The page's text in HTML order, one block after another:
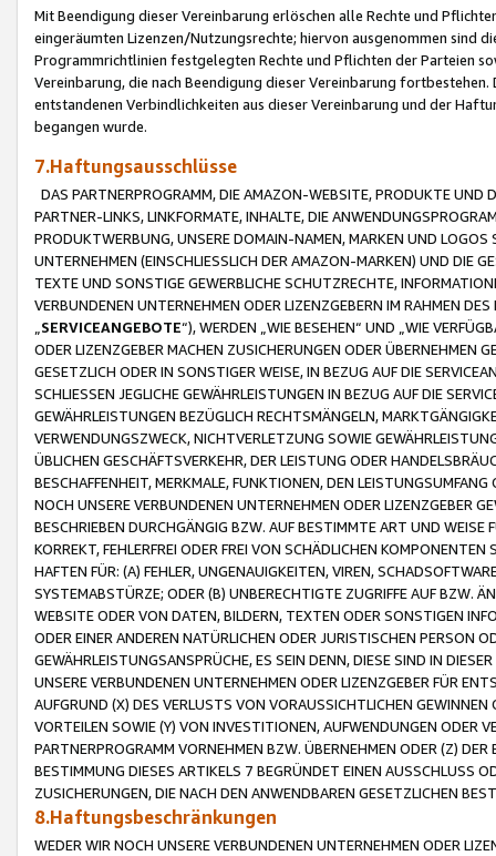
Mit Beendigung dieser Vereinbarung erlöschen alle Rechte und
eingeräumten Lizenzen/Nutzungsrechte; hiervon ausgenommen sind
Programmrichtlinien festgelegten Rechte und Pflichten der Parteien
Vereinbarung, die nach Beendigung dieser Vereinbarung
entstandenen Verbindlichkeiten aus dieser Vereinbarung und der
begangen wurde.
7.Haftungsausschlüsse
DAS PARTNERPROGRAMM, DIE AMAZON-WEBSITE, PRODUKTE UND
PARTNER-LINKS, LINKFORMATE, INHALTE, DIE
PRODUKTWERBUNG, UNSERE DOMAIN-NAMEN, MARKEN UND
UNTERNEHMEN (EINSCHLIESSLICH DER AMAZON-MARKEN) UND DIE
TEXTE UND SONSTIGE GEWERBLICHE SCHUTZRECHTE,
VERBUNDENEN UNTERNEHMEN ODER LIZENZGEBERN IM RAHMEN
SERVICEANGEBOTE“), WERDEN „WIE BESEHEN“ UND „WIE
ODER LIZENZGEBER MACHEN ZUSICHERUNGEN ODER ÜBERNEHMEN
GESETZLICH ODER IN SONSTIGER WEISE, IN BEZUG AUF DIE
SCHLIESSEN JEGLICHE GEWÄHRLEISTUNGEN IN BEZUG AUF DIE
GEWÄHRLEISTUNGEN BEZÜGLICH RECHTSMÄNGELN,
VERWENDUNGSZWECK, NICHTVERLETZUNG SOWIE
ÜBLICHEN GESCHÄFTSVERKEHR, DER LEISTUNG ODER
BESCHAFFENHEIT, MERKMALE, FUNKTIONEN, DEN
NOCH UNSERE VERBUNDENEN UNTERNEHMEN ODER LIZENZGEBER
BESCHRIEBEN DURCHGÄNGIG BZW. AUF BESTIMMTE ART UND
KORREKT, FEHLERFREI ODER FREI VON SCHÄDLICHEN
HAFTEN FÜR: (A) FEHLER, UNGENAUIGKEITEN, VIREN,
SYSTEMABSTÜRZE; ODER (B) UNBERECHTIGTE ZUGRIFFE AUF BZW.
WEBSITE ODER VON DATEN, BILDERN, TEXTEN ODER SONSTIGEN
ODER EINER ANDEREN NATÜRLICHEN ODER JURISTISCHEN PERSON
GEWÄHRLEISTUNGSANSPRÜCHE, ES SEIN DENN, DIESE SIND IN
UNSERE VERBUNDENEN UNTERNEHMEN ODER LIZENZGEBER FÜR
AUFGRUND (X) DES VERLUSTS VON VORAUSSICHTLICHEN
VORTEILEN SOWIE (Y) VON INVESTITIONEN, AUFWENDUNGEN ODER
PARTNERPROGRAMM VORNEHMEN BZW. ÜBERNEHMEN ODER (Z)
BESTIMMUNG DIESES ARTIKELS 7 BEGRÜNDET EINEN AUSSCHLUSS
ZUSICHERUNGEN, DIE NACH DEN ANWENDBAREN GESETZLICHEN
8.Haftungsbeschränkungen
WEDER WIR NOCH UNSERE VERBUNDENEN UNTERNEHMEN ODER